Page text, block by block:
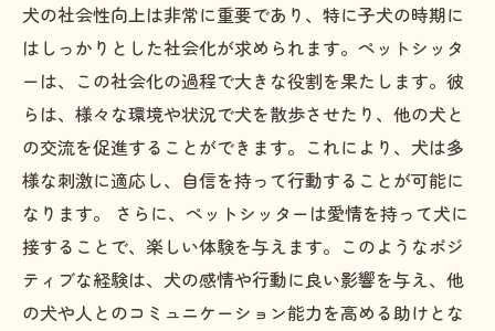
犬の社会性向上は非常に重要であり、特に子犬の時期に
はしっかりとした社会化が求められます。ペットシッタ
ーは、この社会化の過程で大きな役割を果たします。彼
らは、様々な環境や状況で犬を散歩させたり、他の犬と
の交流を促進することができます。これにより、犬は多
様な刺激に適応し、自信を持って行動することが可能に
なります。 さらに、ペットシッターは愛情を持って犬に
接することで、楽しい体験を与えます。このようなポジ
ティブな経験は、犬の感情や行動に良い影響を与え、他
の犬や人とのコミュニケーション能力を高める助けとな